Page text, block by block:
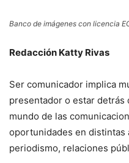
Banco de imágenes con licencia
Redacción Katty Rivas
Ser comunicador implica
presentador o estar detrás
mundo de las
oportunidades en distintas
periodismo, relaciones